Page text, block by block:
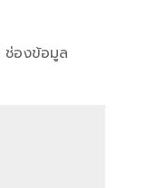
ช่องข้อมูล